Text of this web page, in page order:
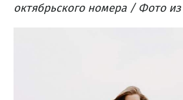
октябрьского номера / Фото из